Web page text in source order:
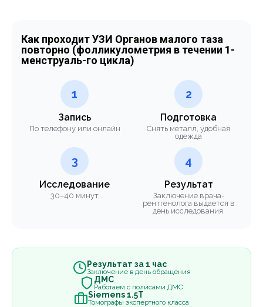
Как проходит УЗИ Органов малого таза
повторно (фолликулометрия в течении 1-
менструаль-го цикла)
1
Запись
По телефону или онлайн
2
Подготовка
Снять металл, удобная
одежда
3
Исследование
30–40 минут
4
Результат
Заключение врача-
рентгенолога выдается в
день исследования.
Результат за 1 час
Заключение в день обращения
ДМС
Работаем с полисами ДМС
Siemens 1.5Т
Томографы экспертного класса